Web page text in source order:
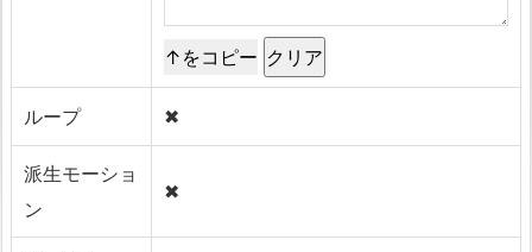
↑をコピー
ループ ✖
派生モーショ
ン
✖